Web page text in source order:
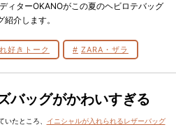
ィターOKANOがこの夏のヘビロテバッグ
介します。
好きトーク ZARA・ザラ
バッグがかわいすぎる
いたところ、
イニシャルが入れられるレザーバッグ